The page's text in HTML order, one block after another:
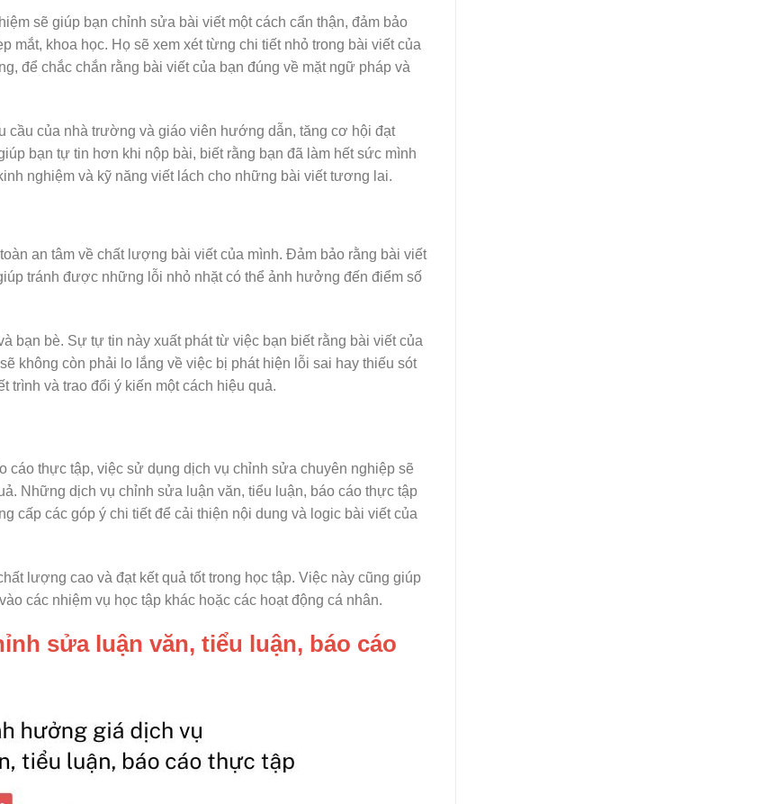
sẽ giúp bạn chỉnh sửa bài viết một cách cẩn thận, đảm bảo
mắt, khoa học. Họ sẽ xem xét từng chi tiết nhỏ trong bài viết của
để chắc chắn rằng bài viết của bạn đúng về mặt ngữ pháp và
cầu của nhà trường và giáo viên hướng dẫn, tăng cơ hội đạt
bạn tự tin hơn khi nộp bài, biết rằng bạn đã làm hết sức mình
nghiệm và kỹ năng viết lách cho những bài viết tương lai.
an tâm về chất lượng bài viết của mình. Đảm bảo rằng bài viết
tránh được những lỗi nhỏ nhặt có thể ảnh hưởng đến điểm số
bạn bè. Sự tự tin này xuất phát từ việc bạn biết rằng bài viết của
không còn phải lo lắng về việc bị phát hiện lỗi sai hay thiếu sót
trình và trao đổi ý kiến một cách hiệu quả.
cáo thực tập, việc sử dụng dịch vụ chỉnh sửa chuyên nghiệp sẽ
Những dịch vụ chỉnh sửa luận văn, tiểu luận, báo cáo thực tập
cấp các góp ý chi tiết để cải thiện nội dung và logic bài viết của
lượng cao và đạt kết quả tốt trong học tập. Việc này cũng giúp
các nhiệm vụ học tập khác hoặc các hoạt động cá nhân.
sửa luận văn, tiểu luận, báo cáo